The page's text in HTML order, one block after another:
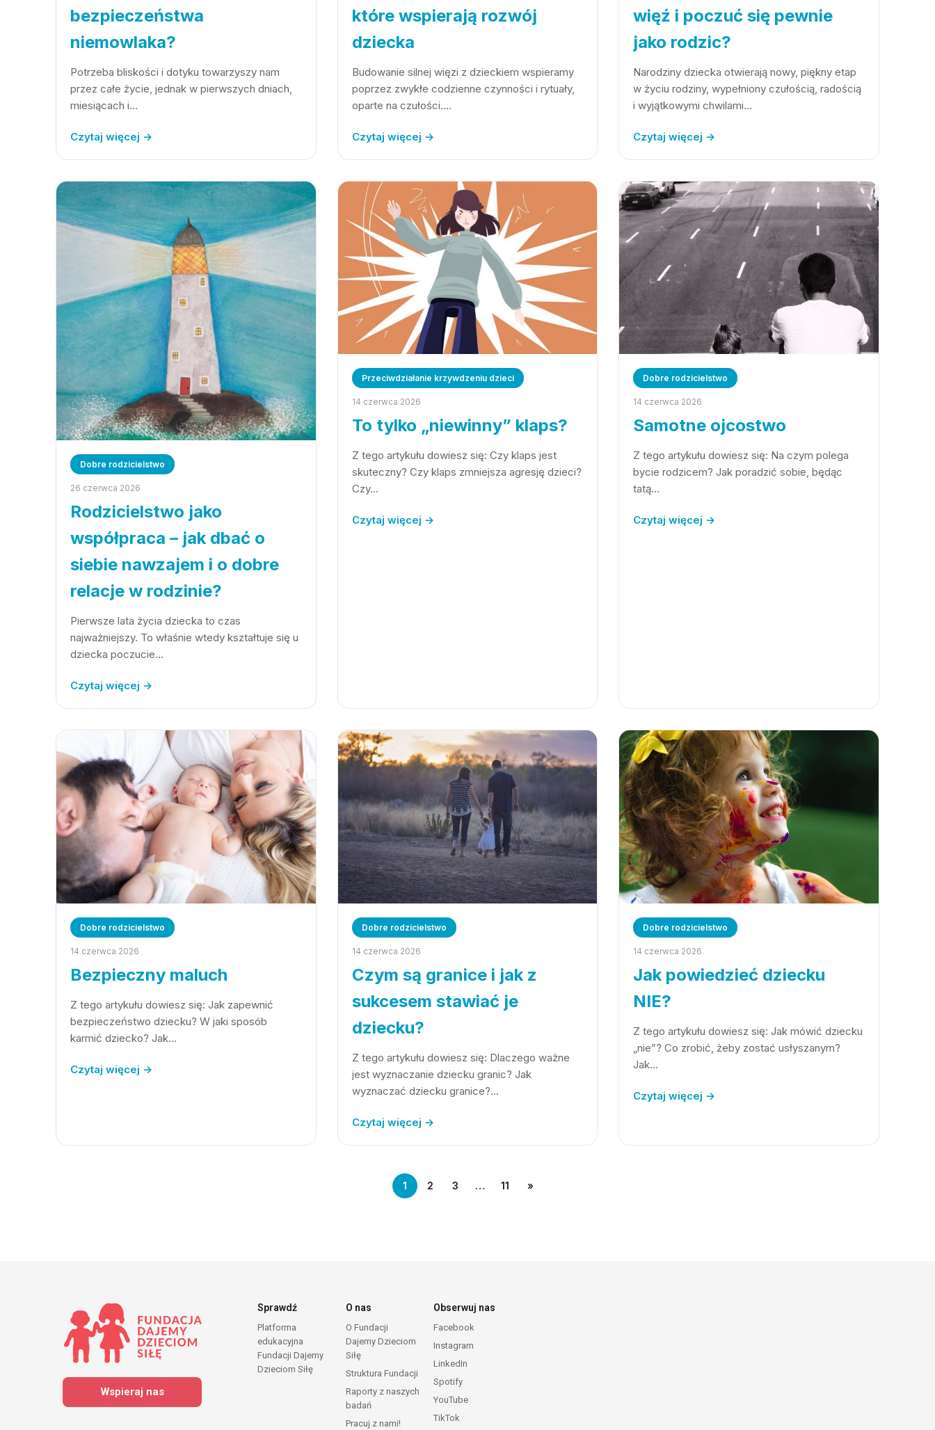
bezpieczeństwa
niemowlaka?
Potrzeba bliskości i dotyku towarzyszy nam
przez całe życie, jednak w pierwszych dniach,
miesiącach i…
Czytaj więcej →
które wspierają rozwój
dziecka
Budowanie silnej więzi z dzieckiem wspieramy
poprzez zwykłe codzienne czynności i rytuały,
oparte na czułości.…
Czytaj więcej →
więź i poczuć się pewnie
jako rodzic?
Narodziny dziecka otwierają nowy, piękny etap
w życiu rodziny, wypełniony czułością, radością
i wyjątkowymi chwilami…
Czytaj więcej →
Dobre rodzicielstwo
26 czerwca 2026
Rodzicielstwo jako
współpraca – jak dbać o
siebie nawzajem i o dobre
relacje w rodzinie?
Pierwsze lata życia dziecka to czas
najważniejszy. To właśnie wtedy kształtuje się u
dziecka poczucie…
Czytaj więcej →
Przeciwdziałanie krzywdzeniu dzieci
14 czerwca 2026
To tylko „niewinny” klaps?
Z tego artykułu dowiesz się: Czy klaps jest
skuteczny? Czy klaps zmniejsza agresję dzieci?
Czy…
Czytaj więcej →
Dobre rodzicielstwo
14 czerwca 2026
Samotne ojcostwo
Z tego artykułu dowiesz się: Na czym polega
bycie rodzicem? Jak poradzić sobie, będąc
tatą…
Czytaj więcej →
Dobre rodzicielstwo
14 czerwca 2026
Bezpieczny maluch
Z tego artykułu dowiesz się: Jak zapewnić
bezpieczeństwo dziecku? W jaki sposób
karmić dziecko? Jak…
Czytaj więcej →
Dobre rodzicielstwo
14 czerwca 2026
Czym są granice i jak z
sukcesem stawiać je
dziecku?
Z tego artykułu dowiesz się: Dlaczego ważne
jest wyznaczanie dziecku granic? Jak
wyznaczać dziecku granice?…
Czytaj więcej →
Dobre rodzicielstwo
14 czerwca 2026
Jak powiedzieć dziecku
NIE?
Z tego artykułu dowiesz się: Jak mówić dziecku
„nie”? Co zrobić, żeby zostać usłyszanym?
Jak…
Czytaj więcej →
1 2 3 … 11 »
Wspieraj nas
Sprawdź
Platforma
edukacyjna
Fundacji Dajemy
Dzieciom Siłę
O nas
O Fundacji
Dajemy Dzieciom
Siłę
Struktura Fundacji
Raporty z naszych
badań
Pracuj z nami!
Obserwuj nas
Facebook
Instagram
LinkedIn
Spotify
YouTube
TikTok